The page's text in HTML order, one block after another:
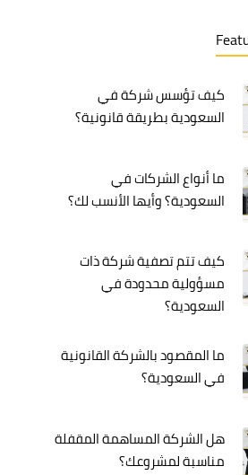
كيف تؤسس شركة في
السعودية بطريقة قانونية؟
ما أنواع الشركات في
السعودية؟ وأيها الأنسب لك؟
كيف تتم تصفية شركة ذات
مسؤولية محدودة في
السعودية؟
ما المقصود بالشركة القانونية
في السعودية؟
هل الشركة المساهمة المقفلة
مناسبة لمشروعك؟